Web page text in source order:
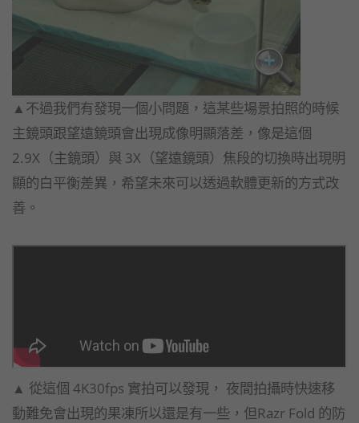
▲不過我們有發現一個小問題，這某些場景拍照的時候
主鏡頭跟望遠鏡頭會出現成像明顯落差，像是這個
2.9X（主鏡頭）與 3X（望遠鏡頭）焦段的切換時出現明
顯的白平衡差異，希望未來可以透過軟體更新的方式改
善。
▲ 從這個 4K30fps 實拍可以發現， 夜間拍攝時快速移
動難免會出現的果凍所以還是有一些，但Razr Fold 的防